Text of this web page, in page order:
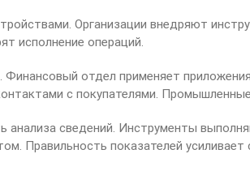
Организации внедряют
исполнение операций.
отдел применяет
с покупателями.
анализа сведений. Инструменты
Правильность показателей